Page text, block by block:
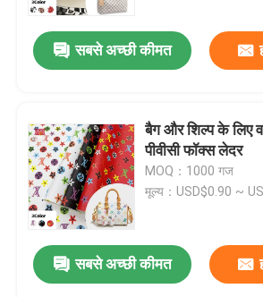
फैक्टरी यात्रा
हमसे संपर्क करें
एक बोली का अनुरोध
पीवीसी नकली चमड़ा
सबसे अच्छी कीमत
बैग और शिल्प के लिए
पीवीसी फॉक्स लेदर
MOQ：1000 गज
मूल्य：USD$0.90 ~
सबसे अच्छी कीमत